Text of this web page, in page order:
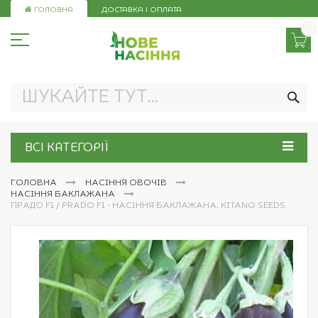
Skip
ГОЛОВНА ДОСТАВКА І ОПЛАТА
ВСІ КАТЕГОРІЇ
ГОЛОВНА
НАСІННЯ ОВОЧІВ
НАСІННЯ БАКЛАЖАНА
ПРАДО F1 / PRADO F1 - НАСІННЯ БАКЛАЖАНА, KITANO SEEDS
Перейти
галереї
зображень